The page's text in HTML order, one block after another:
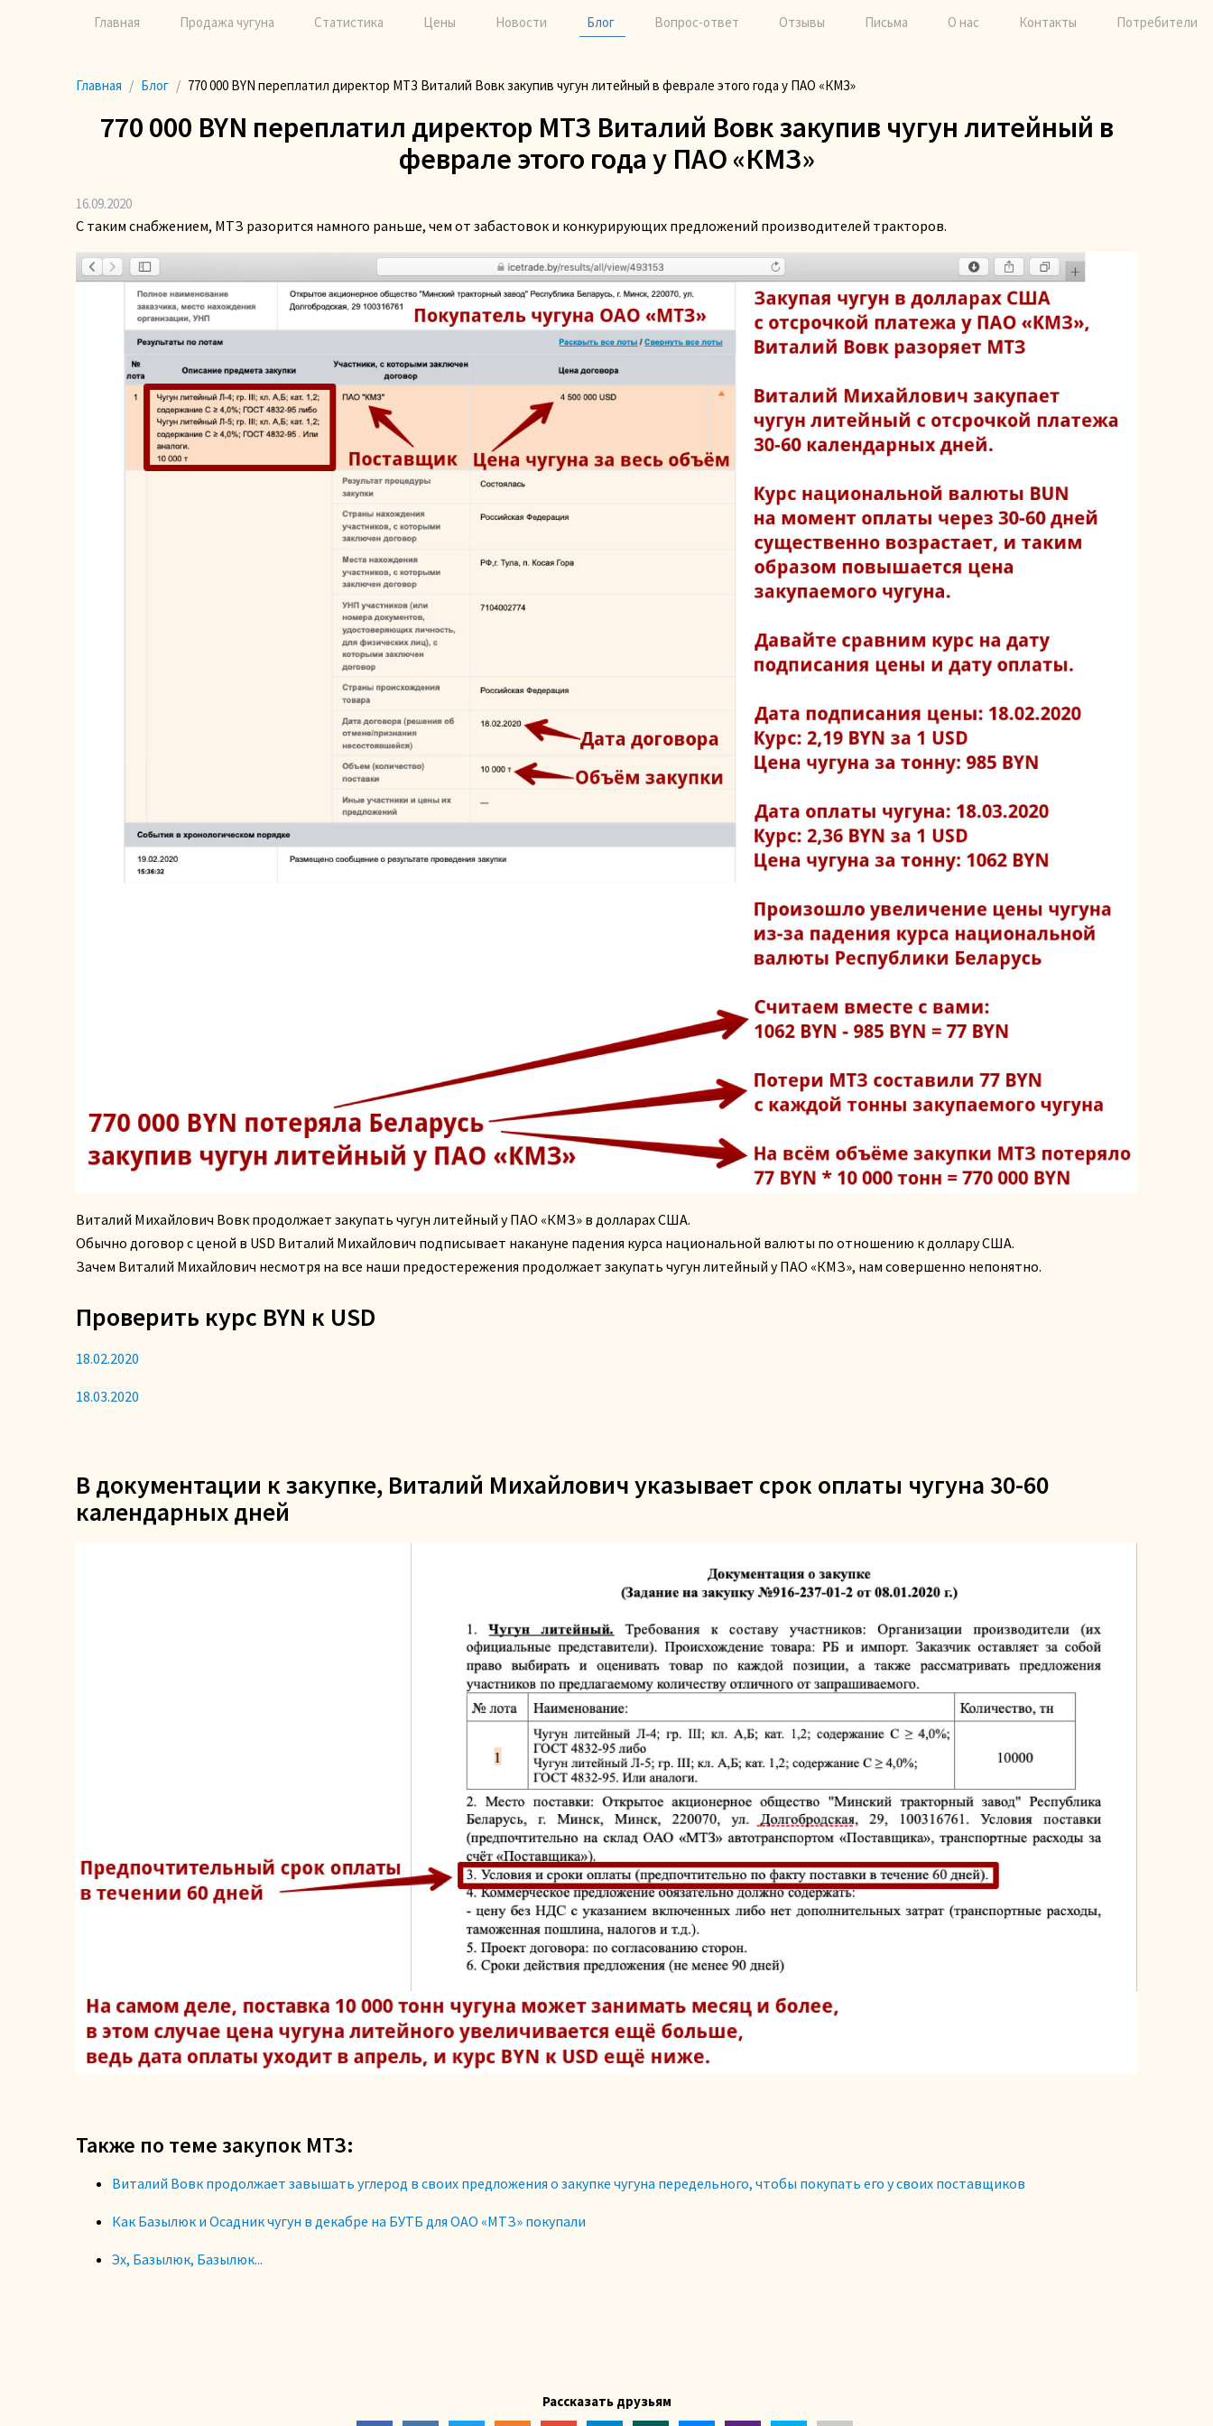
Главная Продажа чугуна Статистика Цены Новости Блог Вопрос-ответ Отзывы Письма О нас Контакты Потребители
Главная Блог 770 000 BYN переплатил директор МТЗ Виталий Вовк закупив чугун литейный в феврале этого года у ПАО «КМЗ»
770 000 BYN переплатил директор МТЗ Виталий Вовк закупив чугун литейный в
феврале этого года у ПАО «КМЗ»
16.09.2020
С таким снабжением, МТЗ разорится намного раньше, чем от забастовок и конкурирующих предложений производителей тракторов.
Виталий Михайлович Вовк продолжает закупать чугун литейный у ПАО «КМЗ» в долларах США.
Обычно договор с ценой в USD Виталий Михайлович подписывает накануне падения курса национальной валюты по отношению к доллару США.
Зачем Виталий Михайлович несмотря на все наши предостережения продолжает закупать чугун литейный у ПАО «КМЗ», нам совершенно непонятно.
Проверить курс BYN к USD
18.02.2020
18.03.2020
В документации к закупке, Виталий Михайлович указывает срок оплаты чугуна 30-60
календарных дней
Также по теме закупок МТЗ:
Виталий Вовк продолжает завышать углерод в своих предложения о закупке чугуна передельного, чтобы покупать его у своих поставщиков
Как Базылюк и Осадник чугун в декабре на БУТБ для ОАО «МТЗ» покупали
Эх, Базылюк, Базылюк...
Рассказать друзьям